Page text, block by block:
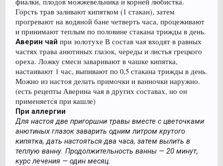
Горсть трав заливают кипятком (1 стакан), затем
прогревают на водяной бане четверть часа, процеживают
и принимают теплым по половине стакана трижды в день.
Аверин чай при золотухе В состав чая входят в равных
частях трава анютиных глазок, череды и листья грецкого
ореха. Ложку смеси заваривают в чашке кипятка,
настаивают 1 час, выпивают по 0,5 стакана трижды в день.
Можно из настоя делать примочки и ванночки наружно.
(есть рецепты Аверина чая в других составах, но он
применяется при кашле)
При аллергии
Для настоя две пригоршни травы вместе с цветочками
анютиных глазок заварить одним литром крутого
кипятка, дать настояться два часа, затем вылить в
теплую ванну. Продолжительность ванны — 20 минут,
курс лечения — один месяц.